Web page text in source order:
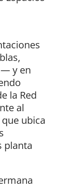
y en
la Red
al
ubica
planta